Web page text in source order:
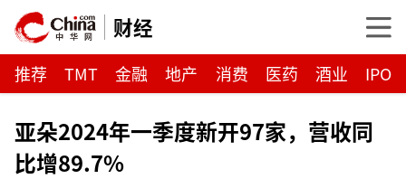
财经
推荐 TMT 金融 地产 消费 医药 酒业 IPO
亚朵2024年一季度新开97家，营收同
比增89.7%